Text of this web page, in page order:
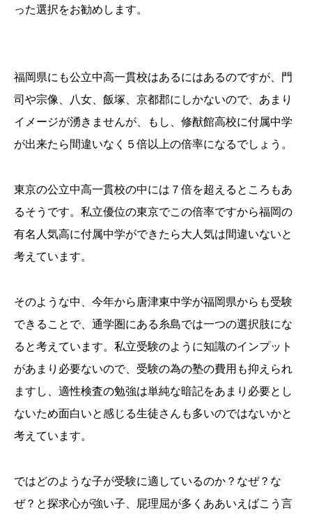
った選択をお勧めします。
福岡県にも公立中高一貫校はあるにはあるのですが、門
司や宗像、八女、飯塚、京都郡にしかないので、あまり
イメージが湧きませんが、もし、修猷館高校に付属中学
が出来たら間違いなく５倍以上の倍率になるでしょう。
東京の公立中高一貫校の中には７倍を超えるところもあ
るそうです。私立優位の東京でこの倍率ですから福岡の
有名人気高に付属中学ができたら大人気は間違いないと
考えています。
そのような中、今年から唐津東中学が福岡県からも受験
できることで、通学圏にある糸島では一つの選択肢にな
ると考えています。私立受験のように知識のインプット
があまり必要ないので、受験の為の塾の費用も抑えられ
ますし、適性検査の勉強は単純な暗記をあまり必要とし
ないため面白いと感じる生徒さんも多いのではないかと
考えています。
ではどのような子が受験に適しているのか？なぜ？な
ぜ？と探求心が強い子、屁理屈が多くああいえばこう言